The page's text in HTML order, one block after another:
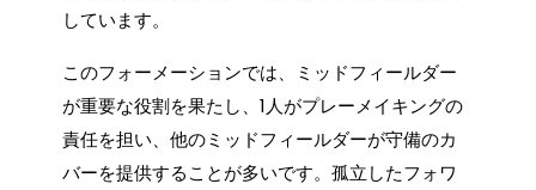
しています。
このフォーメーションでは、ミッドフィールダー
が重要な役割を果たし、1人がプレーメイキングの
責任を担い、他のミッドフィールダーが守備のカ
バーを提供することが多いです。孤立したフォワ